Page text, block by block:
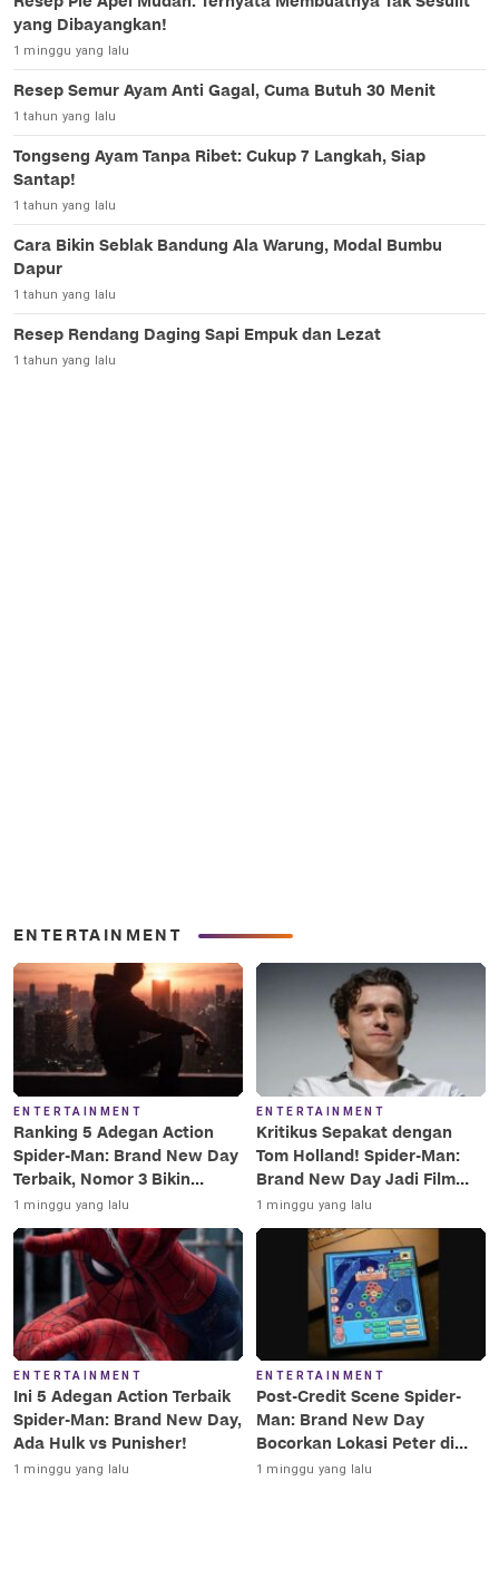
yang Dibayangkan!
1 minggu yang lalu
Resep Semur Ayam Anti Gagal, Cuma Butuh 30 Menit
1 tahun yang lalu
Tongseng Ayam Tanpa Ribet: Cukup 7 Langkah, Siap
Santap!
1 tahun yang lalu
Cara Bikin Seblak Bandung Ala Warung, Modal Bumbu
Dapur
1 tahun yang lalu
Resep Rendang Daging Sapi Empuk dan Lezat
1 tahun yang lalu
ENTERTAINMENT
ENTERTAINMENT
Ranking 5 Adegan Action
Spider-Man: Brand New Day
Terbaik, Nomor 3 Bikin
Terkesima!
1 minggu yang lalu
ENTERTAINMENT
Kritikus Sepakat dengan
Tom Holland! Spider-Man:
Brand New Day Jadi Film
Terbaik Era MCU
1 minggu yang lalu
ENTERTAINMENT
Ini 5 Adegan Action Terbaik
Spider-Man: Brand New Day,
Ada Hulk vs Punisher!
1 minggu yang lalu
ENTERTAINMENT
Post-Credit Scene Spider-
Man: Brand New Day
Bocorkan Lokasi Peter di
Luar Angkasa!
1 minggu yang lalu